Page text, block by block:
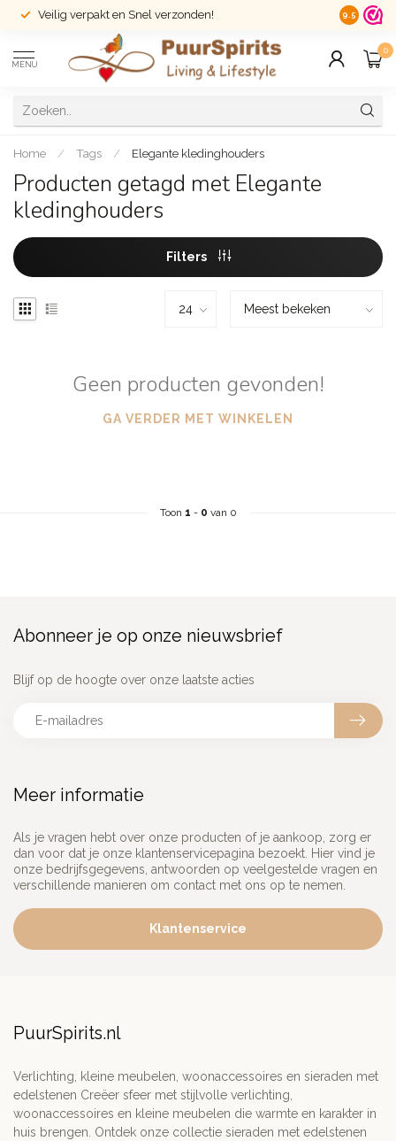
Veilig verpakt en Snel verzonden! 14 dagen
9.5
MENU
0
Home / Tags / Elegante kledinghouders
Producten getagd met Elegante
kledinghouders
Filters
Geen producten gevonden!
GA VERDER MET WINKELEN
Toon 1 - 0 van 0
Meer informatie
Als je vragen hebt over onze producten of je aankoop, zorg er
dan voor dat je onze klantenservicepagina bezoekt. Hier vind je
onze bedrijfsgegevens, antwoorden op veelgestelde vragen en
verschillende manieren om contact met ons op te nemen.
Klantenservice
Abonneer je op onze nieuwsbrief
Blijf op de hoogte over onze laatste acties
PuurSpirits.nl
Verlichting, kleine meubelen, woonaccessoires en sieraden met
edelstenen Creëer sfeer met stijlvolle verlichting,
woonaccessoires en kleine meubelen die warmte en karakter in
huis brengen. Ontdek onze collectie sieraden met edelstenen